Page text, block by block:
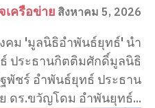
เครือข่าย สิงหาคม 5, 2026
ธ์' นำ
ประธานกิตติมศักดิ์มูลนิธิ
ชร์ อำพันธ์ยุทธ์ ประธาน
ดร.ขวัญโดม อำพันยุทธ์...